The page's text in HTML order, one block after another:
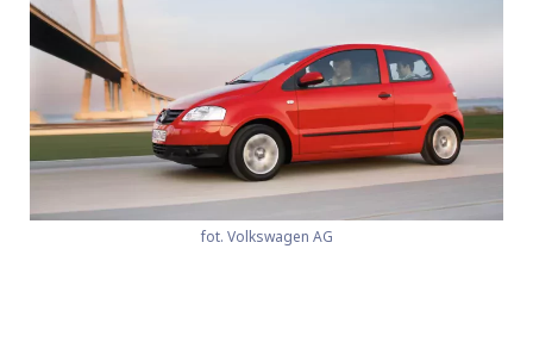
fot. Volkswagen AG